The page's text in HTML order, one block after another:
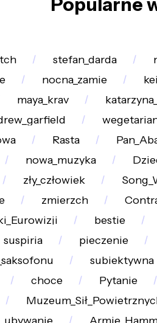
stefan_darda
nocna_zamie
maya_krav
Rasta
nowa_muzyka
zły_człowiek
zmierzch
bestie
suspiria pieczenie
subiektywna
choce Pytanie